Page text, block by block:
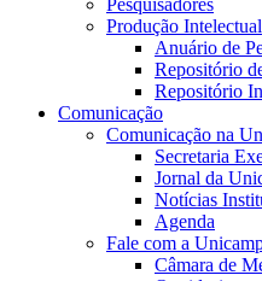
Pesquisadores
Produção Intelectual
Anuário de
Repositório
Repositório
Comunicação
Comunicação na
Secretaria
Jornal da
Notícias
Agenda
Fale com a
Câmara de